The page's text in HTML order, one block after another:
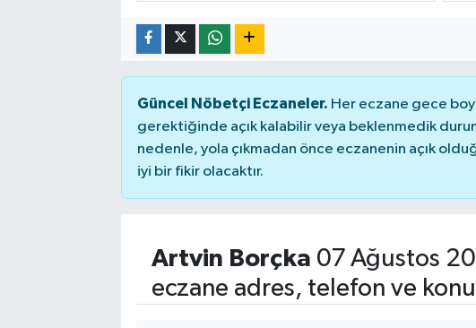
Güncel Nöbetçi Eczaneler. Her eczane gece
gerektiğinde açık kalabilir veya beklenmedik
nedenle, yola çıkmadan önce eczanenin açık
iyi bir fikir olacaktır.
Artvin Borçka 07 Ağustos
eczane adres, telefon ve